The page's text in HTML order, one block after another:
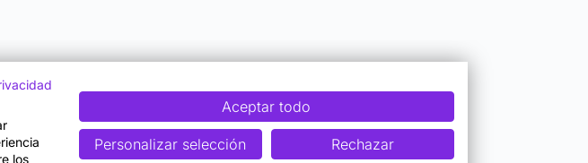
los
Aceptar todo
Personalizar selección Rechazar